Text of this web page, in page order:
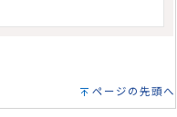
ページの先頭へ